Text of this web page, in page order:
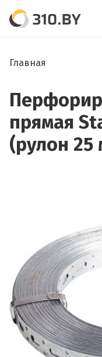
Главная
прямая
(рулон 25